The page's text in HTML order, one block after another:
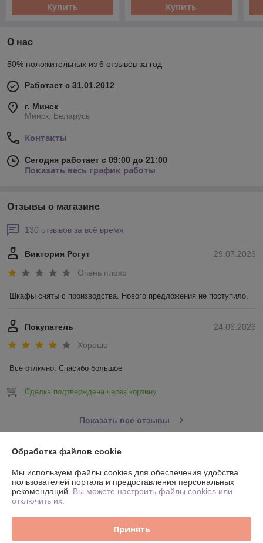
Купить Купить
О нас
50% положительных из 6 отзывов за год
Работает с 31.01.2012
г. Минск
Минск, Беларусь
Контакты
Сегодня работает с 09:00 до 21:00
Показать весь график работы
Отзывы о магазине
130 отзывов за всё время
29.07.2026
Виктория Рогут
Очень плохо
Шкафы сняты с производства. Нового предложения не поступило.
24.06.2026
Покупатель
Хорошо
Все отлично. Спасибо большое
Сделка подтверждена через корзину
Показать все отзывы
Контакты
Доставка и оплата
Обработка файлов cookie
Мы используем файлы cookies для обеспечения удобства
пользователей портала и предоставления персональных
рекомендаций. Вы можете настроить файлы cookies или
отключить их.
Принять